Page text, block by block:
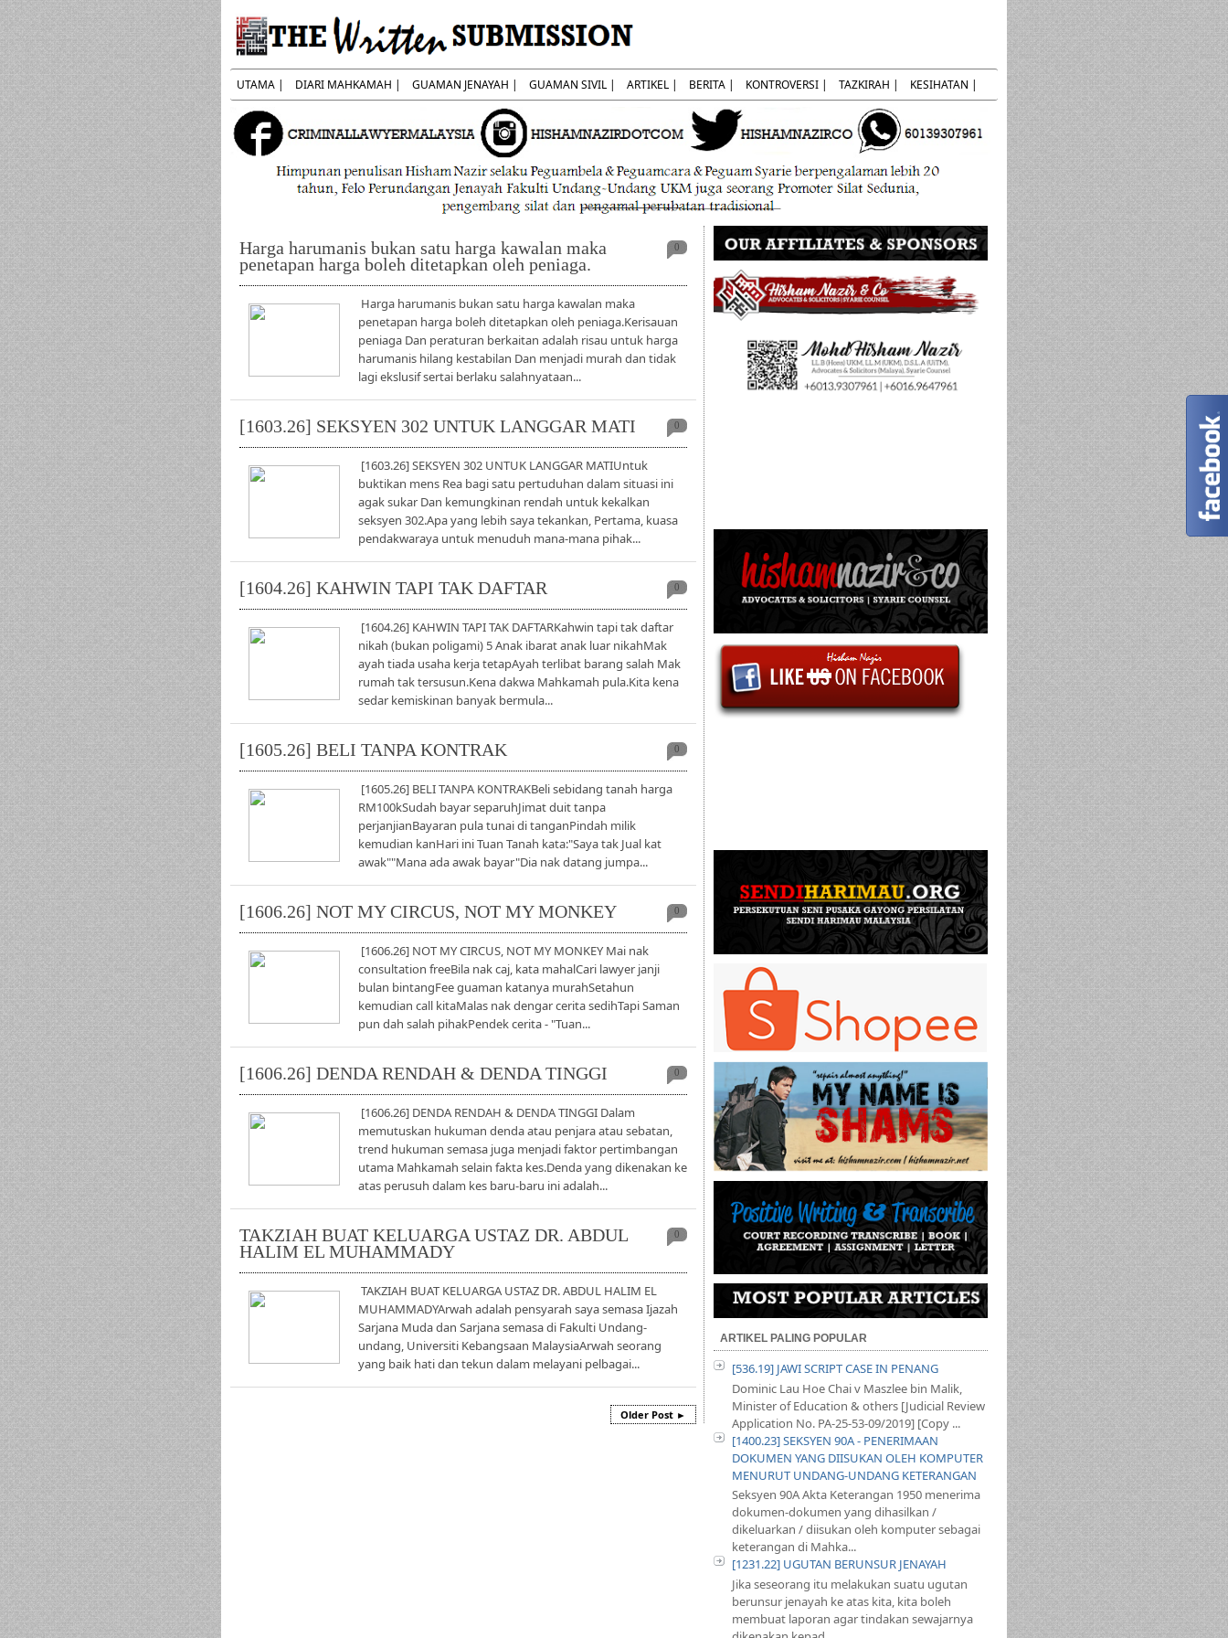
UTAMA | DIARI MAHKAMAH | GUAMAN JENAYAH | GUAMAN SIVIL | ARTIKEL | BERITA | KONTROVERSI | TAZKIRAH | KESIHATAN |
0
Harga harumanis bukan satu harga kawalan maka
penetapan harga boleh ditetapkan oleh peniaga.
Harga harumanis bukan satu harga kawalan maka
penetapan harga boleh ditetapkan oleh peniaga.Kerisauan
peniaga Dan peraturan berkaitan adalah risau untuk harga
harumanis hilang kestabilan Dan menjadi murah dan tidak
lagi ekslusif sertai berlaku salahnyataan...
0
[1603.26] SEKSYEN 302 UNTUK LANGGAR MATI
[1603.26] SEKSYEN 302 UNTUK LANGGAR MATIUntuk
buktikan mens Rea bagi satu pertuduhan dalam situasi ini
agak sukar Dan kemungkinan rendah untuk kekalkan
seksyen 302.Apa yang lebih saya tekankan, Pertama, kuasa
pendakwaraya untuk menuduh mana-mana pihak...
0
[1604.26] KAHWIN TAPI TAK DAFTAR
[1604.26] KAHWIN TAPI TAK DAFTARKahwin tapi tak daftar
nikah (bukan poligami) 5 Anak ibarat anak luar nikahMak
ayah tiada usaha kerja tetapAyah terlibat barang salah Mak
rumah tak tersusun.Kena dakwa Mahkamah pula.Kita kena
sedar kemiskinan banyak bermula...
0
[1605.26] BELI TANPA KONTRAK
[1605.26] BELI TANPA KONTRAKBeli sebidang tanah harga
RM100kSudah bayar separuhJimat duit tanpa
perjanjianBayaran pula tunai di tanganPindah milik
kemudian kanHari ini Tuan Tanah kata:"Saya tak Jual kat
awak""Mana ada awak bayar"Dia nak datang jumpa...
0
[1606.26] NOT MY CIRCUS, NOT MY MONKEY
[1606.26] NOT MY CIRCUS, NOT MY MONKEY Mai nak
consultation freeBila nak caj, kata mahalCari lawyer janji
bulan bintangFee guaman katanya murahSetahun
kemudian call kitaMalas nak dengar cerita sedihTapi Saman
pun dah salah pihakPendek cerita - "Tuan...
0
[1606.26] DENDA RENDAH & DENDA TINGGI
[1606.26] DENDA RENDAH & DENDA TINGGI Dalam
memutuskan hukuman denda atau penjara atau sebatan,
trend hukuman semasa juga menjadi faktor pertimbangan
utama Mahkamah selain fakta kes.Denda yang dikenakan ke
atas perusuh dalam kes baru-baru ini adalah...
0
TAKZIAH BUAT KELUARGA USTAZ DR. ABDUL
HALIM EL MUHAMMADY
TAKZIAH BUAT KELUARGA USTAZ DR. ABDUL HALIM EL
MUHAMMADYArwah adalah pensyarah saya semasa Ijazah
Sarjana Muda dan Sarjana semasa di Fakulti Undang-
undang, Universiti Kebangsaan MalaysiaArwah seorang
yang baik hati dan tekun dalam melayani pelbagai...
Older Post ►
ARTIKEL PALING POPULAR
[536.19] JAWI SCRIPT CASE IN PENANG
Dominic Lau Hoe Chai v Maszlee bin Malik,
Minister of Education & others [Judicial Review
Application No. PA-25-53-09/2019] [Copy ...
[1400.23] SEKSYEN 90A - PENERIMAAN
DOKUMEN YANG DIISUKAN OLEH KOMPUTER
MENURUT UNDANG-UNDANG KETERANGAN
Seksyen 90A Akta Keterangan 1950 menerima
dokumen-dokumen yang dihasilkan /
dikeluarkan / diisukan oleh komputer sebagai
keterangan di Mahka...
[1231.22] UGUTAN BERUNSUR JENAYAH
Jika seseorang itu melakukan suatu ugutan
berunsur jenayah ke atas kita, kita boleh
membuat laporan agar tindakan sewajarnya